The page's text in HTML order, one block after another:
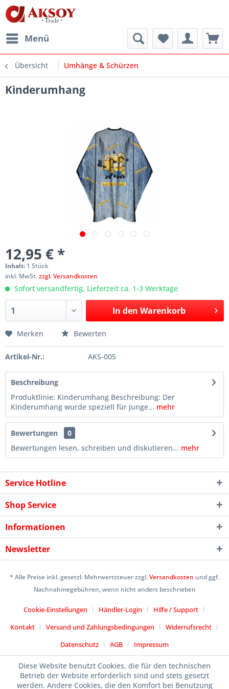
Menü
Übersicht Umhänge & Schürzen
Kinderumhang
12,95 € *
Inhalt: 1 Stück
inkl. MwSt.zzgl. Versandkosten
Sofort versandfertig, Lieferzeit ca. 1-3 Werktage
In den Warenkorb
Merken Bewerten
Artikel-Nr.: AKS-005
Beschreibung
Produktlinie: Kinderumhang Beschreibung: Der
Kinderumhang wurde speziell für junge... mehr
Bewertungen
0
Bewertungen lesen, schreiben und diskutieren... mehr
Service Hotline
Shop Service
Informationen
Newsletter
* Alle Preise inkl. gesetzl. Mehrwertsteuer zzgl.Versandkosten und ggf.
Nachnahmegebühren, wenn nicht anders beschrieben
Cookie-Einstellungen Händler-Login
Hilfe / Support
Kontakt
Versand und Zahlungsbedingungen
Widerrufsrecht
Datenschutz
AGB Impressum
Designed byicommercetime
Diese Website benutzt Cookies, die für den technischen
Betrieb der Website erforderlich sind und stets gesetzt
werden. Andere Cookies, die den Komfort bei Benutzung